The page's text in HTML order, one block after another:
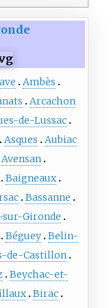
Ambès
Arcachon
de-Lussac
Asques
Aubiac
Avensan
Baigneaux
Bassanne
sur-Gironde
Béguey Belin-
de-Castillon
Beychac-et-
Birac